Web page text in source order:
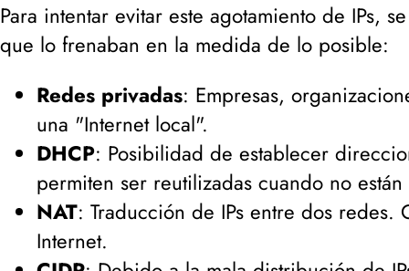
Para intentar evitar este agotamiento de IPs,
que lo frenaban en la medida de lo posible:
Redes privadas: Empresas,
una "Internet local".
DHCP: Posibilidad de establecer
permiten ser reutilizadas cuando no
NAT: Traducción de IPs entre dos
Internet.